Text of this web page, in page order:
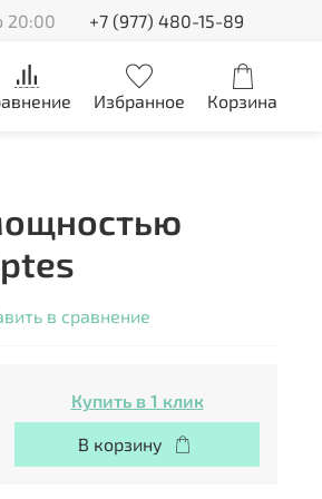
20:00 +7 (977) 480-15-89
Избранное Корзина
в сравнение
Купить в 1 клик
В корзину